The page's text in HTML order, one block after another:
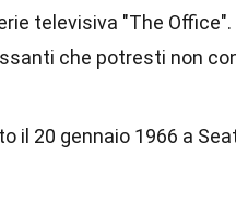
televisiva "The
che potresti non
il 20 gennaio 1966 a